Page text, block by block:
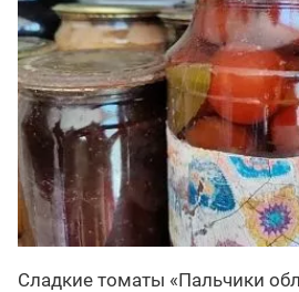
Сладкие томаты «Пальчики